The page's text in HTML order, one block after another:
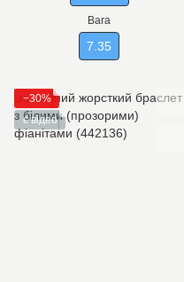
Вага
7.35
−30%
є відео